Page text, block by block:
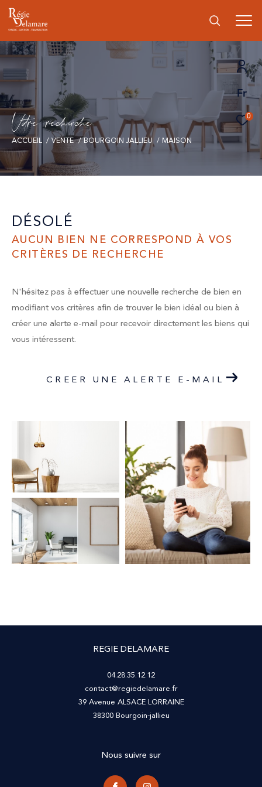
Fr
0
Vore recece
ACCUEIL VENTE BOURGOIN JALLIEU MAISON
DÉSOLÉ
AUCUN BIEN NE CORRESPOND À VOS
CRITÈRES DE RECHERCHE
N'hésitez pas à effectuer une nouvelle recherche de bien en
modifiant vos critères afin de trouver le bien idéal ou bien à
créer une alerte e-mail pour recevoir directement les biens qui
vous intéressent.
CREER UNE ALERTE E-MAIL
REGIE DELAMARE
04.28.35.12.12
contact@regiedelamare.fr
39 Avenue ALSACE LORRAINE
38300
bourgoin-jallieu
Nous suivre sur